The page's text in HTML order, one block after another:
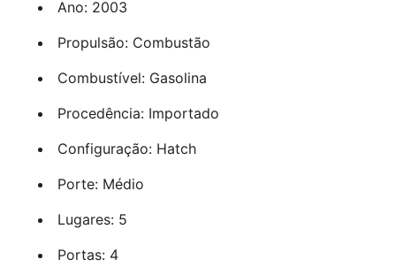
Ano: 2003
Propulsão: Combustão
Combustível: Gasolina
Procedência: Importado
Configuração: Hatch
Porte: Médio
Lugares: 5
Portas: 4